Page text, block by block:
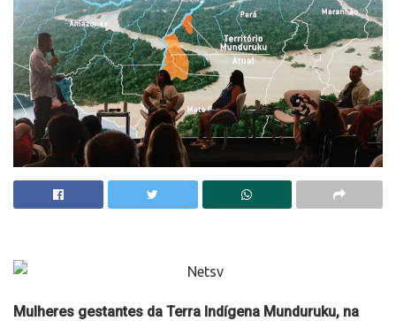
Mulheres gestantes da Terra Indígena Munduruku, na